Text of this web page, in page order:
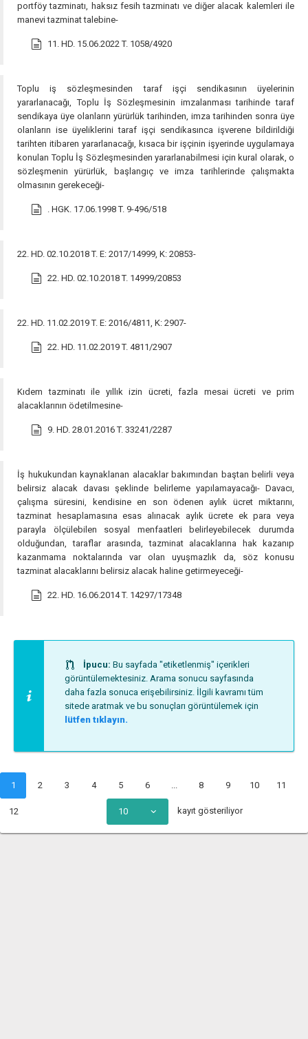
portföy tazminatı, haksız fesih tazminatı ve diğer alacak kalemleri ile
manevi tazminat talebine-
11. HD. 15.06.2022 T. 1058/4920
Toplu iş sözleşmesinden taraf işçi sendikasının üyelerinin
yararlanacağı, Toplu İş Sözleşmesinin imzalanması tarihinde taraf
sendikaya üye olanların yürürlük tarihinden, imza tarihinden sonra üye
olanların ise üyeliklerini taraf işçi sendikasınca işverene bildirildiği
tarihten itibaren yararlanacağı, kısaca bir işçinin işyerinde uygulamaya
konulan Toplu İş Sözleşmesinden yararlanabilmesi için kural olarak, o
sözleşmenin yürürlük, başlangıç ve imza tarihlerinde çalışmakta
olmasının gerekeceği-
. HGK. 17.06.1998 T. 9-496/518
22. HD. 02.10.2018 T. E: 2017/14999, K: 20853-
22. HD. 02.10.2018 T. 14999/20853
22. HD. 11.02.2019 T. E: 2016/4811, K: 2907-
22. HD. 11.02.2019 T. 4811/2907
Kıdem tazminatı ile yıllık izin ücreti, fazla mesai ücreti ve prim
alacaklarının ödetilmesine-
9. HD. 28.01.2016 T. 33241/2287
İş hukukundan kaynaklanan alacaklar bakımından baştan belirli veya
belirsiz alacak davası şeklinde belirleme yapılamayacağı- Davacı,
çalışma süresini, kendisine en son ödenen aylık ücret miktarını,
tazminat hesaplamasına esas alınacak aylık ücrete ek para veya
parayla ölçülebilen sosyal menfaatleri belirleyebilecek durumda
olduğundan, taraflar arasında, tazminat alacaklarına hak kazanıp
kazanmama noktalarında var olan uyuşmazlık da, söz konusu
tazminat alacaklarını belirsiz alacak haline getirmeyeceği-
22. HD. 16.06.2014 T. 14297/17348
İpucu: Bu sayfada "etiketlenmiş" içerikleri
görüntülemektesiniz. Arama sonucu sayfasında
daha fazla sonuca erişebilirsiniz. İlgili kavramı tüm
sitede aratmak ve bu sonuçları görüntülemek için
lütfen tıklayın.
1 2 3 4 5 6 ... 8 9 10 11
12 10 kayıt gösteriliyor